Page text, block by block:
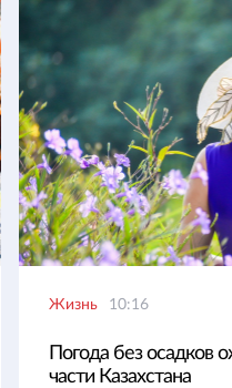
Жизнь 10:16
Погода без осадков
части Казахстана